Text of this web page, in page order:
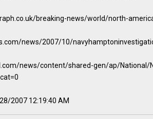
breaking-news/world/north-
news/2007/10/
news/content/shared-gen/ap/National/
2007 12:19:40 AM